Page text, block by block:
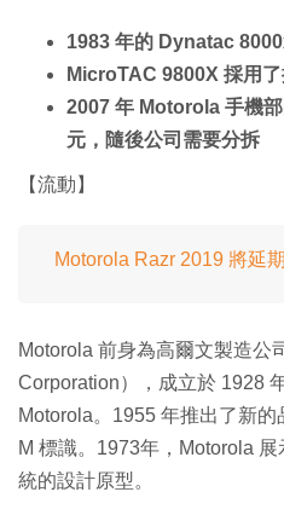
1983 年的 Dynatac
MicroTAC 9800X 採用
2007 年 Motorola 手機
元，隨後公司需要分拆
【流動】
Motorola Razr 2019 將延
Motorola 前身為高爾文製造公
Corporation），成立於 1928
Motorola。1955 年推出了新
M 標識。1973年，Motorola
統的設計原型。